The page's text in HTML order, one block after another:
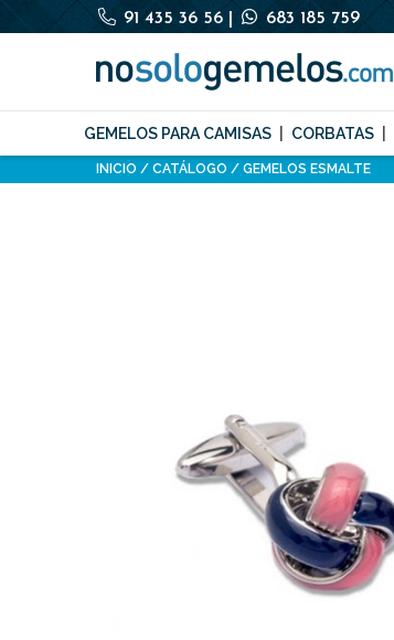
91 435 36 56 683 185 759
GEMELOS PARA CAMISAS CORBATAS
INICIO CATÁLOGO GEMELOS ESMALTE